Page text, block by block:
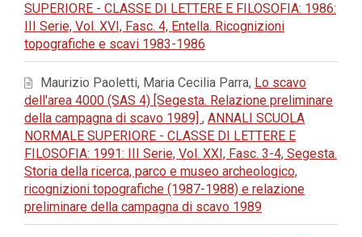
SUPERIORE - CLASSE DI LETTERE E FILOSOFIA: 1986:
III Serie, Vol. XVI, Fasc. 4, Entella. Ricognizioni
topografiche e scavi 1983-1986
Maurizio Paoletti, Maria Cecilia Parra, Lo scavo
dell'area 4000 (SAS 4) [Segesta. Relazione preliminare
della campagna di scavo 1989] , ANNALI SCUOLA
NORMALE SUPERIORE - CLASSE DI LETTERE E
FILOSOFIA: 1991: III Serie, Vol. XXI, Fasc. 3-4, Segesta.
Storia della ricerca, parco e museo archeologico,
ricognizioni topografiche (1987-1988) e relazione
preliminare della campagna di scavo 1989